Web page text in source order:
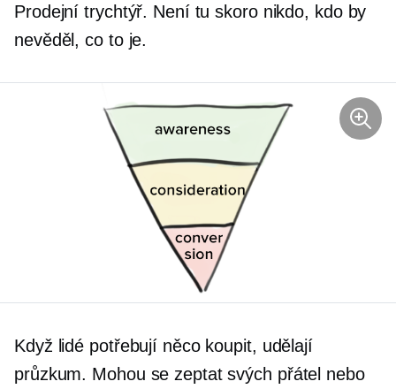
Prodejní trychtýř. Není tu skoro nikdo, kdo by
nevěděl, co to je.
Když lidé potřebují něco koupit, udělají
průzkum. Mohou se zeptat svých přátel nebo